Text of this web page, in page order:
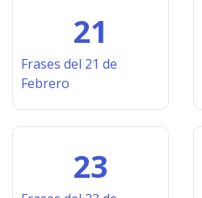
21
Frases del 21 de
Febrero
23